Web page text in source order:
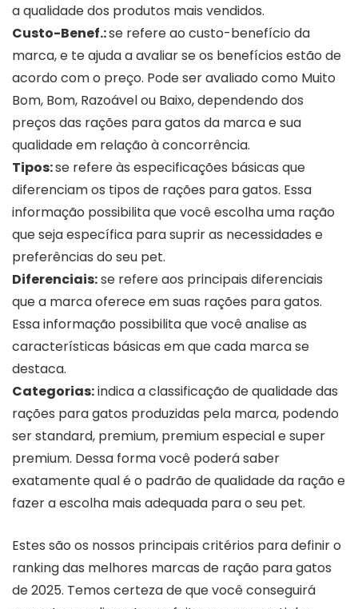
a qualidade dos produtos mais vendidos.
Custo-Benef.:se refere ao custo-benefício da
marca, e te ajuda a avaliar se os benefícios estão de
acordo com o preço. Pode ser avaliado como Muito
Bom, Bom, Razoável ou Baixo, dependendo dos
preços das rações para gatos da marca e sua
qualidade em relação à concorrência.
Tipos:se refere às especificações básicas que
diferenciam os tipos de rações para gatos. Essa
informação possibilita que você escolha uma ração
que seja específica para suprir as necessidades e
preferências do seu pet.
Diferenciais:se refere aos principais diferenciais
que a marca oferece em suas rações para gatos.
Essa informação possibilita que você analise as
características básicas em que cada marca se
destaca.
Categorias:indica a classificação de qualidade das
rações para gatos produzidas pela marca, podendo
ser standard, premium, premium especial e super
premium. Dessa forma você poderá saber
exatamente qual é o padrão de qualidade da ração e
fazer a escolha mais adequada para o seu pet.
Estes são os nossos principais critérios para definir o
ranking das melhores marcas de ração para gatos
de 2025. Temos certeza de que você conseguirá